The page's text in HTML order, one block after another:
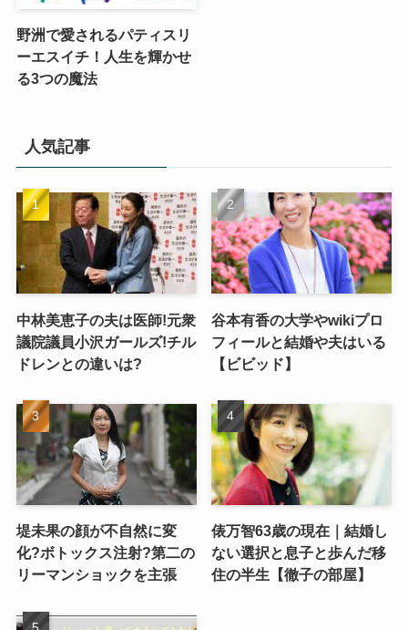
野洲で愛されるパティスリ
ーエスイチ！人生を輝かせ
る3つの魔法
人気記事
中林美恵子の夫は医師!元衆
議院議員小沢ガールズ!チル
ドレンとの違いは?
谷本有香の大学やwikiプロ
フィールと結婚や夫はいる
【ビビッド】
堤未果の顔が不自然に変
化?ボトックス注射?第二の
リーマンショックを主張
俵万智63歳の現在｜結婚し
ない選択と息子と歩んだ移
住の半生【徹子の部屋】